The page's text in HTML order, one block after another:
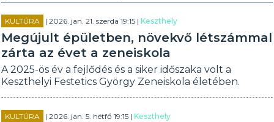
KULTÚRA | 2026. jan. 21. szerda 19:15 |Keszthely
Megújult épületben, növekvő létszámmal
zárta az évet a zeneiskola
A 2025-ös év a fejlődés és a siker időszaka volt a
Keszthelyi Festetics György Zeneiskola életében.
KULTÚRA | 2026. jan. 5. hétfő 19:15 |Keszthely